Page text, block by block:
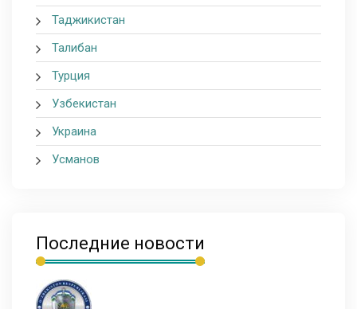
Таджикистан
Талибан
Турция
Узбекистан
Украина
Усманов
Последние новости